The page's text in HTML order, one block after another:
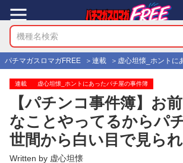
パチマガスロマガFREE 連載 虚心坦懐_ホントに
連載 虚心坦懐_ホントにあったパチ屋の事件簿
【パチンコ事件簿】お
なことやってるからパ
世間から白い目で見ら
Written by 虚心坦懐